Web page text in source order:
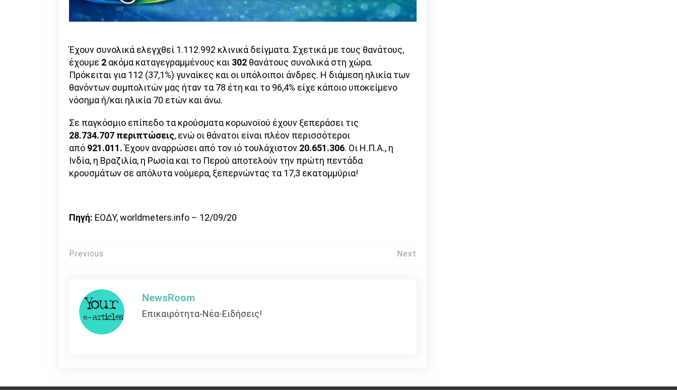
Έχουν συνολικά ελεγχθεί 1.112.992 κλινικά δείγματα. Σχετικά με τους θανάτους,
έχουμε 2 ακόμα καταγεγραμμένους και 302 θανάτους συνολικά στη χώρα.
Πρόκειται για 112 (37,1%) γυναίκες και οι υπόλοιποι άνδρες. Η διάμεση ηλικία των
θανόντων συμπολιτών μας ήταν τα 78 έτη και το 96,4% είχε κάποιο υποκείμενο
νόσημα ή/και ηλικία 70 ετών και άνω.
Σε παγκόσμιο επίπεδο τα κρούσματα κορωνοϊού έχουν ξεπεράσει τις
28.734.707 περιπτώσεις, ενώ οι θάνατοι είναι πλέον περισσότεροι
από 921.011.Έχουν αναρρώσει από τον ιό τουλάχιστον 20.651.306. Οι Η.Π.Α., η
Ινδία, η Βραζιλία, η Ρωσία και το Περού αποτελούν την πρώτη πεντάδα
κρουσμάτων σε απόλυτα νούμερα, ξεπερνώντας τα 17,3 εκατομμύρια!
Πηγή: ΕΟΔΥ, worldmeters.info – 12/09/20
Πλοήγηση
Previous Next
NewsRoom
Επικαιρότητα-Νέα-Ειδήσεις!